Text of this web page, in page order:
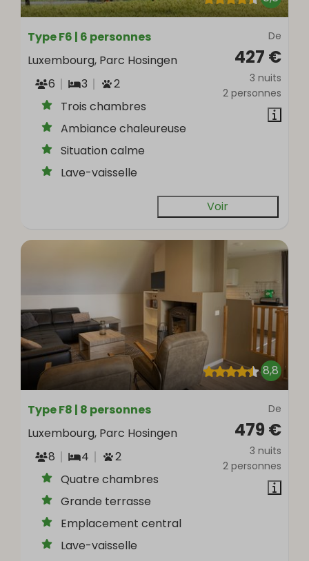
De
427 €
3 nuits
2 personnes
Type F6 | 6 personnes
Luxembourg, Parc Hosingen
6
3
2
Trois chambres
Ambiance chaleureuse
Situation calme
Lave-vaisselle
Voir
8,8
De
479 €
3 nuits
2 personnes
Type F8 | 8 personnes
Luxembourg, Parc Hosingen
8
4
2
Quatre chambres
Grande terrasse
Emplacement central
Lave-vaisselle